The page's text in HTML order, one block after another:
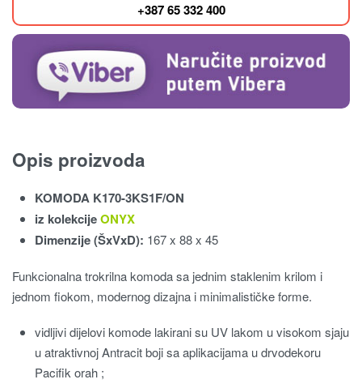
+387 65 332 400
Opis proizvoda
KOMODA K170-3KS1F/ON
iz kolekcijeONYX
Dimenzije (ŠxVxD): 167 x 88 x 45
Funkcionalna trokrilna komoda sa jednim staklenim krilom i
jednom fiokom, modernog dizajna i minimalističke forme.
vidljivi dijelovi komode lakirani su UV lakom u visokom sjaju
u atraktivnoj Antracit boji sa aplikacijama u drvodekoru
Pacifik orah ;